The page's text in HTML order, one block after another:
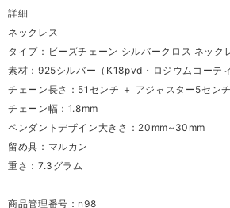
詳細
ネックレス
タイプ：ビーズチェーン シルバークロス ネック
素材：925シルバー（K18pvd・ロジウムコーティ
チェーン長さ：51センチ ＋ アジャスター5センチ
チェーン幅：1.8mm
ペンダントデザイン大きさ：20mm~30mm
留め具：マルカン
重さ：7.3グラム
商品管理番号：n98